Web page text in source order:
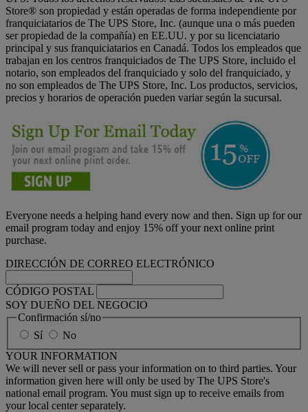
Store® son propiedad y están operadas de forma independiente por
franquiciatarios de The UPS Store, Inc. (aunque una o más pueden
ser propiedad de la compañía) en EE.UU. y por su licenciatario
principal y sus franquiciatarios en Canadá. Todos los empleados que
trabajan en los centros franquiciados de The UPS Store, incluido el
notario, son empleados del franquiciado y solo del franquiciado, y
no son empleados de The UPS Store, Inc. Los productos, servicios,
precios y horarios de operación pueden variar según la sucursal.
Everyone needs a helping hand every now and then. Sign up for our
email program today and enjoy 15% off your next online print
purchase.
DIRECCIÓN DE CORREO ELECTRÓNICO
CÓDIGO POSTAL
SOY DUEÑO DEL NEGOCIO
Confirmación sí/no
Sí
No
YOUR INFORMATION
We will never sell or pass your information on to third parties. Your
information given here will only be used by The UPS Store's
national email program. You must sign up to receive emails from
your local center separately.